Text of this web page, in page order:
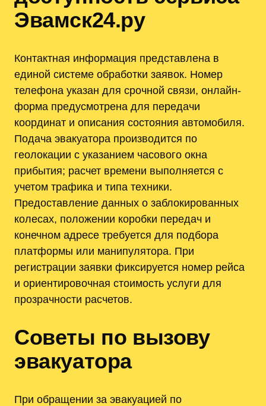
Эвамск24.ру
Контактная информация представлена в
единой системе обработки заявок. Номер
телефона указан для срочной связи, онлайн-
форма предусмотрена для передачи
координат и описания состояния автомобиля.
Подача эвакуатора производится по
геолокации с указанием часового окна
прибытия; расчет времени выполняется с
учетом трафика и типа техники.
Предоставление данных о заблокированных
колесах, положении коробки передач и
конечном адресе требуется для подбора
платформы или манипулятора. При
регистрации заявки фиксируется номер рейса
и ориентировочная стоимость услуги для
прозрачности расчетов.
Советы по вызову
эвакуатора
При обращении за эвакуацией по